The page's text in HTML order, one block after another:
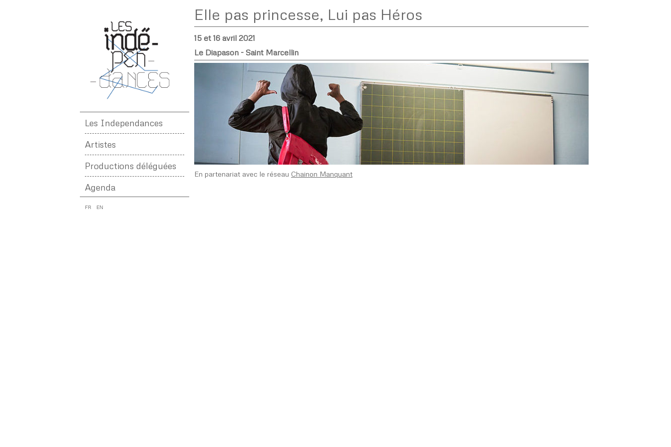
Les Independances
Artistes
Productions déléguées
Agenda
FR EN
Elle pas princesse, Lui pas Héros
15 et 16 avril 2021
Le Diapason - Saint Marcellin
En partenariat avec le réseau Chainon Manquant